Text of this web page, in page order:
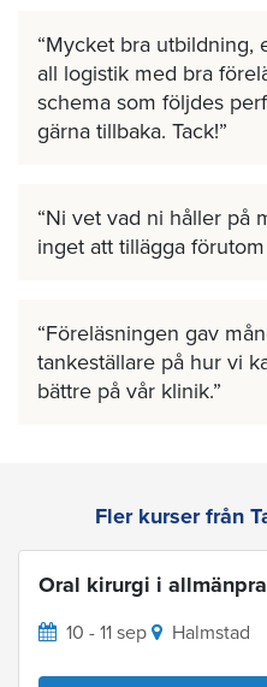
Mycket bra utbildning,
all logistik med bra
schema som följdes
gärna tillbaka. Tack!
Ni vet vad ni håller på
inget att tillägga
Föreläsningen gav
tankeställare på hur vi
bättre på vår klinik.
Fler kurser från
Oral kirurgi i
10 - 11 sep Halmstad